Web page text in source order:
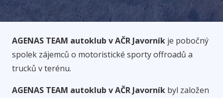
AGENAS TEAM autoklub v AČR Javorník je pobočný
spolek zájemců o motoristické sporty offroadů a
trucků v terénu.
AGENAS TEAM autoklub v AČR Javorník byl založen